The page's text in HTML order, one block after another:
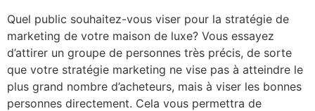
Quel public souhaitez-vous viser pour la stratégie de
marketing de votre maison de luxe? Vous essayez
d’attirer un groupe de personnes très précis, de sorte
que votre stratégie marketing ne vise pas à atteindre le
plus grand nombre d’acheteurs, mais à viser les bonnes
personnes directement. Cela vous permettra de